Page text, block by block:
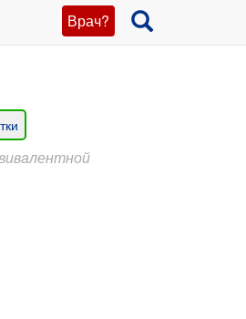
Врач?